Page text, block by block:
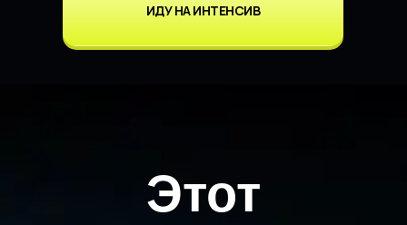
ИДУ НА ИНТЕНСИВ
Хотите удивить
подарить своим работам новую жизнь
детей и внуков необычным подарком,